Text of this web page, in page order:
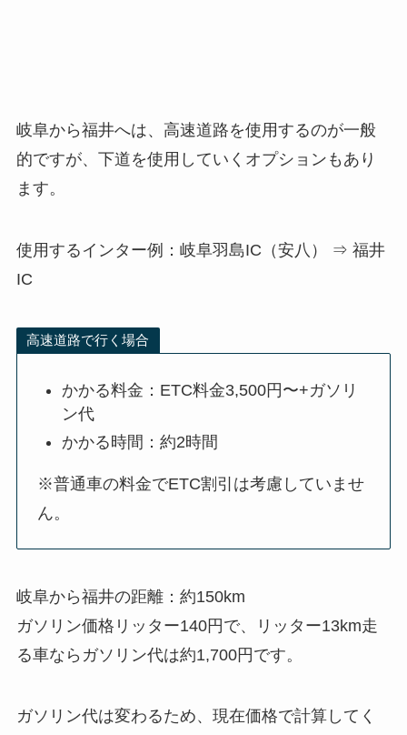
岐阜から福井へは、高速道路を使用するのが一般
的ですが、下道を使用していくオプションもあり
ます。
使用するインター例：岐阜羽島IC（安八） ⇒ 福井
IC
高速道路で行く場合
かかる料金：ETC料金3,500円〜+ガソリ
ン代
かかる時間：約2時間
※普通車の料金でETC割引は考慮していませ
ん。
岐阜から福井の距離：約150km
ガソリン価格リッター140円で、リッター13km走
る車ならガソリン代は約1,700円です。
ガソリン代は変わるため、現在価格で計算してく